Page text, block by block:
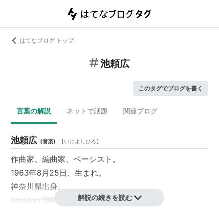
はてなブログ トップ
池頼広
このタグでブログを書く
言葉の解説 ネットで話題 関連ブログ
池頼広 (音楽) 【いけよしひろ】
作曲家、編曲家、ベーシスト。
1963年8月25日、生まれ。
神奈川県出身。
amazon:池頼広
解説の続きを読む